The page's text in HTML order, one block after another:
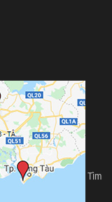
Tìm